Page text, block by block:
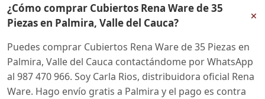
¿Cómo comprar Cubiertos Rena Ware de 35
Piezas en Palmira, Valle del Cauca?
+
Puedes comprar Cubiertos Rena Ware de 35 Piezas en
Palmira, Valle del Cauca contactándome por WhatsApp
al 987 470 966. Soy Carla Rios, distribuidora oficial Rena
Ware. Hago envío gratis a Palmira y el pago es contra